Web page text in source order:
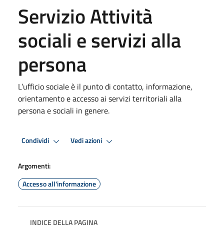
Servizio Attività
sociali e servizi alla
persona
L’ufficio sociale è il punto di contatto, informazione,
orientamento e accesso ai servizi territoriali alla
persona e sociali in genere.
Condividi Vedi azioni
Argomenti:
Accesso all'informazione
INDICE DELLA PAGINA